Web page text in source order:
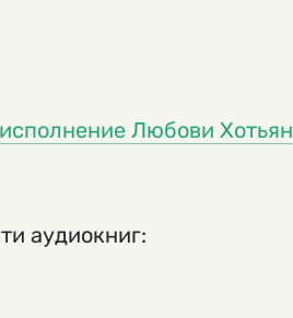
Любови Хотьян
аудиокниг: